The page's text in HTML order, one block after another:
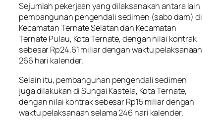
Sejumlah pekerjaan yang dilaksanakan antara lain
pembangunan pengendali sedimen (sabo dam) di
Kecamatan Ternate Selatan dan Kecamatan
Ternate Pulau, Kota Ternate, dengan nilai kontrak
sebesar Rp24,61 miliar dengan waktu pelaksanaan
266 hari kalender.
Selain itu, pembangunan pengendali sedimen
juga dilakukan di Sungai Kastela, Kota Ternate,
dengan nilai kontrak sebesar Rp15 miliar dengan
waktu pelaksanaan selama 246 hari kalender.